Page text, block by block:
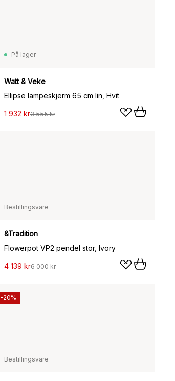
På lager
Watt & Veke
Ellipse lampeskjerm 65 cm lin, Hvit
1 932 kr3 555 kr
Bestillingsvare
&Tradition
Flowerpot VP2 pendel stor, Ivory
4 139 kr6 000 kr
Bestillingsvare
-20%